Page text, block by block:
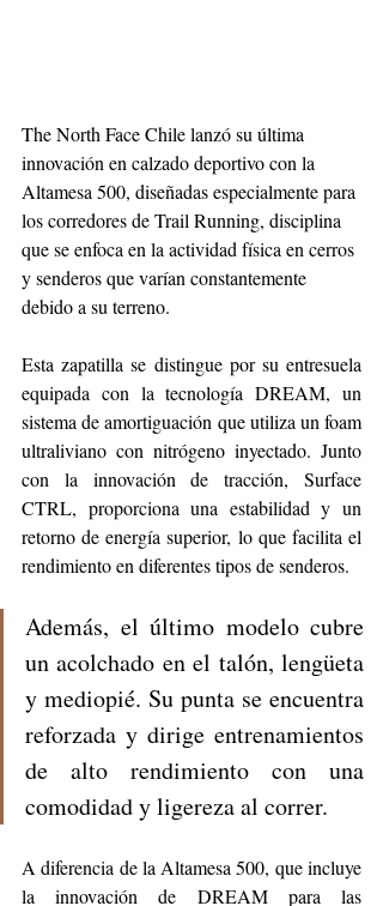
The North Face Chile lanzó su última
innovación en calzado deportivo con la
Altamesa 500, diseñadas especialmente para
los corredores de Trail Running, disciplina
que se enfoca en la actividad física en cerros
y senderos que varían constantemente
debido a su terreno.
Esta zapatilla se distingue por su entresuela
equipada con la tecnología DREAM, un
sistema de amortiguación que utiliza un foam
ultraliviano con nitrógeno inyectado. Junto
con la innovación de tracción, Surface
CTRL, proporciona una estabilidad y un
retorno de energía superior, lo que facilita el
rendimiento en diferentes tipos de senderos.
Además, el último modelo cubre
un acolchado en el talón, lengüeta
y mediopié. Su punta se encuentra
reforzada y dirige entrenamientos
de alto rendimiento con una
comodidad y ligereza al correr.
A diferencia de la Altamesa 500, que incluye
la innovación de DREAM para las